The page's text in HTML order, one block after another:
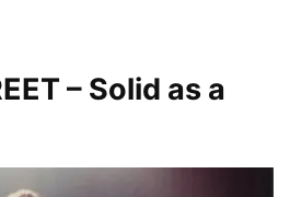
– Solid as a